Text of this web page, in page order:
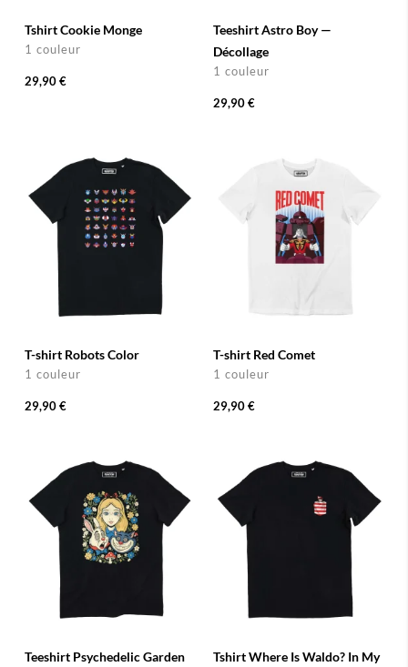
Tshirt Cookie Monge
1 couleur
29,90 €
Teeshirt Astro Boy —
Décollage
1 couleur
29,90 €
T-shirt Robots Color
1 couleur
29,90 €
T-shirt Red Comet
1 couleur
29,90 €
Teeshirt Psychedelic Garden
Tshirt Where Is Waldo? In My